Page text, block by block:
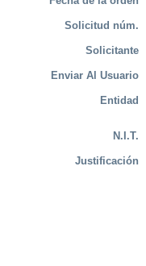
Solicitud núm.
Solicitante
Enviar Al Usuario
Entidad
N.I.T.
Justificación